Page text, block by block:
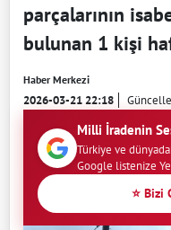
parçalarının
bulunan 1 kişi
Haber Merkezi
2026-03-21 22:18
Milli İradenin
Türkiye ve
Google listenize
⭐ Bizi